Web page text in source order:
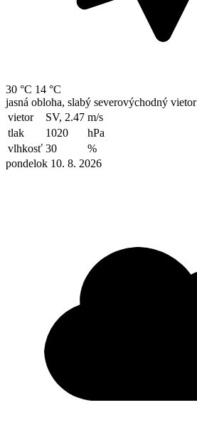
30 °C 14 °C
jasná obloha, slabý severovýchodný vietor
vietor
SV, 2.47 m/s
tlak
1020
hPa
vlhkosť 30
%
pondelok 10. 8. 2026